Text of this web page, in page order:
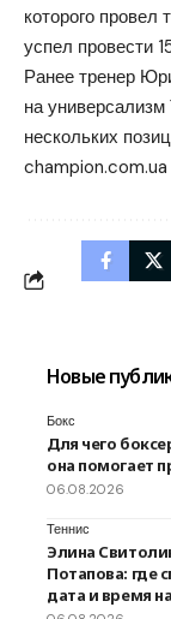
которого
успел провести
Ранее тренер
на
нескольких
champion.com.ua
Новые
Бокс
Для чего
она помогает
06.08.2026
Теннис
Элина
Потапова: где
дата и время